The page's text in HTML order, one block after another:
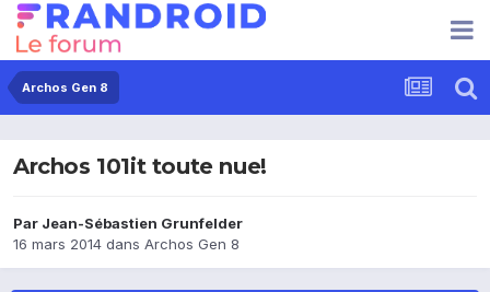
Archos Gen 8
Archos 101it toute nue!
Par Jean-Sébastien Grunfelder
16 mars 2014 dans Archos Gen 8